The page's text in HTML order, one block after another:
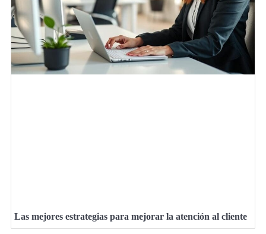
Las mejores estrategias para mejorar la atención al cliente